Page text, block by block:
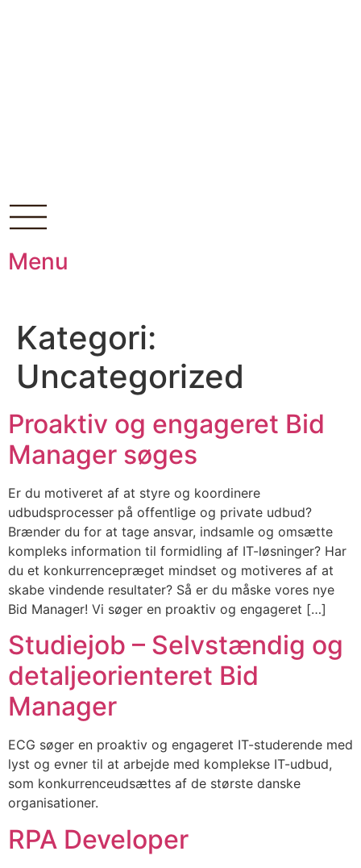
Menu
Kategori:
Uncategorized
Proaktiv og engageret Bid
Manager søges
Er du motiveret af at styre og koordinere
udbudsprocesser på offentlige og private udbud?
Brænder du for at tage ansvar, indsamle og omsætte
kompleks information til formidling af IT-løsninger? Har
du et konkurrencepræget mindset og motiveres af at
skabe vindende resultater? Så er du måske vores nye
Bid Manager! Vi søger en proaktiv og engageret […]
Studiejob – Selvstændig og
detaljeorienteret Bid
Manager
ECG søger en proaktiv og engageret IT-studerende med
lyst og evner til at arbejde med komplekse IT-udbud,
som konkurrenceudsættes af de største danske
organisationer.
RPA Developer